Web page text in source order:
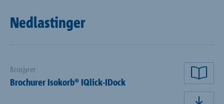
Nedlastinger
Brosjyrer
Brochurer Isokorb® IQlick-IDock
Les